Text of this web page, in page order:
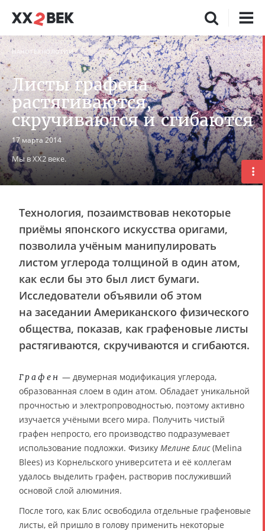
НАНОТЕХНОЛОГИИ
Листы графена
растягиваются,
скручиваются и сгибаются
17 марта 2014
Мы в XX2 веке.
Технология, позаимствовав некоторые
приёмы японского искусства оригами,
позволила учёным манипулировать
листом углерода толщиной в один атом,
как если бы это был лист бумаги.
Исследователи объявили об этом
на заседании Американского физического
общества, показав, как графеновые листы
растягиваются, скручиваются и сгибаются.
Графен — двумерная модификация углерода,
образованная слоем в один атом. Обладает уникальной
прочностью и электропроводностью, поэтому активно
изучается учёными всего мира. Получить чистый
графен непросто, его производство подразумевает
использование подложки. Физику Мелине Блис(Melina
Blees) из Корнельского университета и её коллегам
удалось выделить графен, растворив послуживший
основой слой алюминия.
После того, как Блис освободила отдельные графеновые
листы, ей пришло в голову применить некоторые